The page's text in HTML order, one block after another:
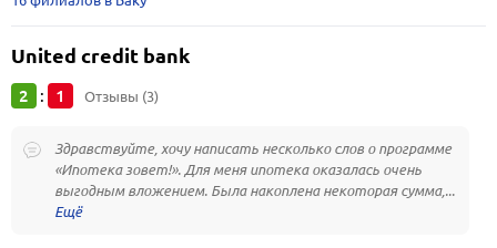
United credit bank
2 : 1 Отзывы (3)
Здравствуйте, хочу написать несколько слов о программе
«Ипотека зовет!». Для меня ипотека оказалась очень
выгодным вложением. Была накоплена некоторая сумма,...